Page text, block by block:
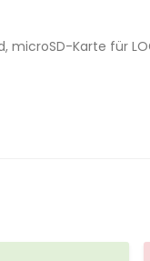
microSD-Karte für